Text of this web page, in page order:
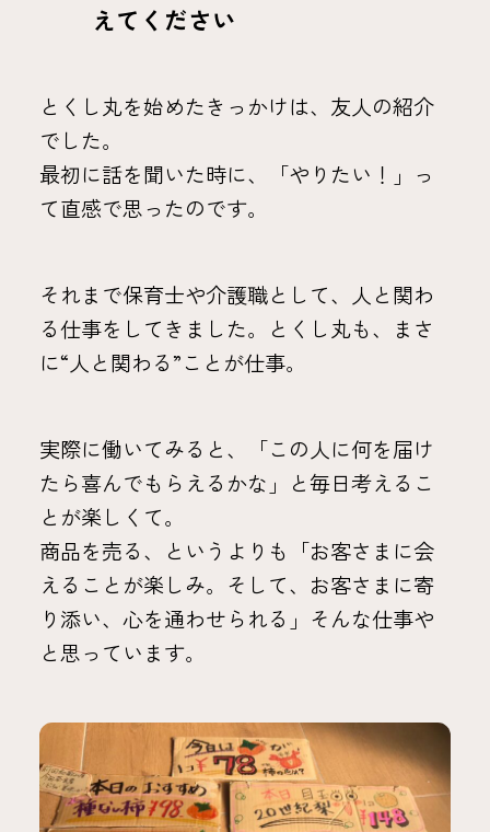
えてください
とくし丸を始めたきっかけは、友人の紹介
でした。
最初に話を聞いた時に、「やりたい！」っ
て直感で思ったのです。
それまで保育士や介護職として、人と関わ
る仕事をしてきました。とくし丸も、まさ
に“人と関わる”ことが仕事。
実際に働いてみると、「この人に何を届け
たら喜んでもらえるかな」と毎日考えるこ
とが楽しくて。
商品を売る、というよりも「お客さまに会
えることが楽しみ。そして、お客さまに寄
り添い、心を通わせられる」そんな仕事や
と思っています。